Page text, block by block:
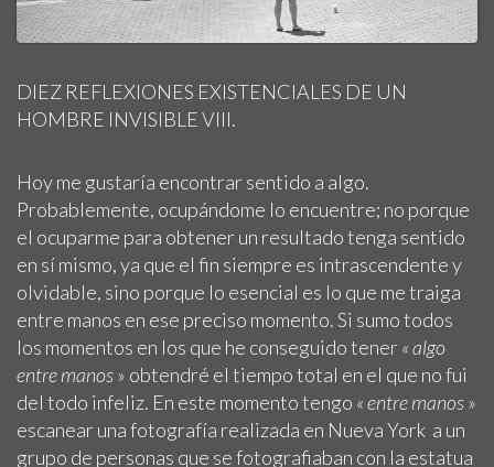
DIEZ REFLEXIONES EXISTENCIALES DE UN
HOMBRE INVISIBLE VIII.
Hoy me gustaría encontrar sentido a algo.
Probablemente, ocupándome lo encuentre; no porque
el ocuparme para obtener un resultado tenga sentido
en sí mismo, ya que el fin siempre es intrascendente y
olvidable, sino porque lo esencial es lo que me traiga
entre manos en ese preciso momento. Si sumo todos
los momentos en los que he conseguido tener« algo
entre manos» obtendré el tiempo total en el que no fui
del todo infeliz. En este momento tengo « entre manos»
escanear una fotografía realizada en Nueva York a un
grupo de personas que se fotografiaban con la estatua